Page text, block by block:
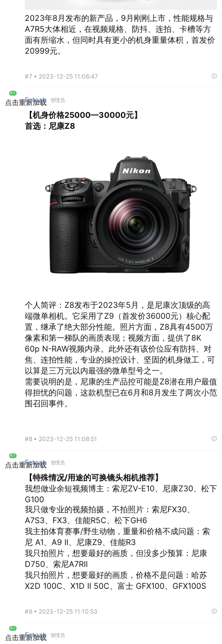
2023年8月发布的新产品，9月刚刚上市，性能规格与
A7R5大体相近，在视频规格、防抖、连拍、卡槽等方
面有所缩水，但同时具有更小的机身重量体积，首发价
20999元。
#7 • 2023-12-25 11:06:47
楼主
点击重新加载
Fotoah 管理员
【机身价格25000—30000元】
首选：尼康Z8
个人简评：Z8发布于2023年5月，是尼康次顶级的高
端微单相机。它采用了Z9（首发价36000元）核心配
置，继承了绝大部分性能。照片方面，Z8具有4500万
像素和第一梯队的画质表现；视频方面，提供了8K
60p N-RAW视频内录。此外还有该价位应有防抖、对
焦、连拍性能，专业的操控设计、坚固的机身做工，可
以算是三万元以内最强的微单型号之一。
需要说明的是，尼康的生产品控可能是Z8潜在用户最值
得担忧的问题，这款机型已在6月和8月发生了两次小范
围召回事件。
#8 • 2023-12-25 11:08:51
楼主
点击重新加载
Fotoah 管理员
【特殊情况/用途的可换镜头相机推荐】
我想做业余短视频博主：索尼ZV-E10、尼康Z30、松下
G100
我只做专业的视频拍摄，不拍照片：索尼FX30、
A7S3、FX3、佳能R5C、松下GH6
我主拍体育赛事/野生动物，重量和价格不成问题：索
尼 A1、A9 II、尼康Z9、佳能R3
我只拍照片，想要最好的画质，但没多少预算：尼康
D750、索尼A7RII
我只拍照片，想要最好的画质，价格不是问题：哈苏
X2D 100C、X1D II 50C、富士 GFX100、GFX100S
#9 • 2023-12-25 11:10:53
楼主
点击重新加载
Fotoah 管理员